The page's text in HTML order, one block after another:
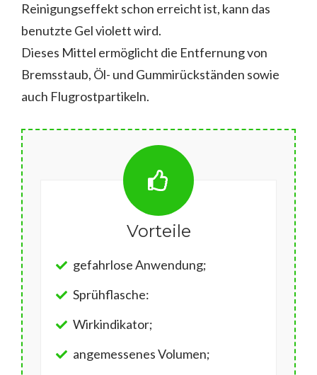
Reinigungseffekt schon erreicht ist, kann das
benutzte Gel violett wird.
Dieses Mittel ermöglicht die Entfernung von
Bremsstaub, Öl- und Gummirückständen sowie
auch Flugrostpartikeln.
Vorteile
gefahrlose Anwendung;
Sprühflasche:
Wirkindikator;
angemessenes Volumen;